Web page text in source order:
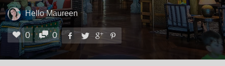
Hello Maureen
0 0